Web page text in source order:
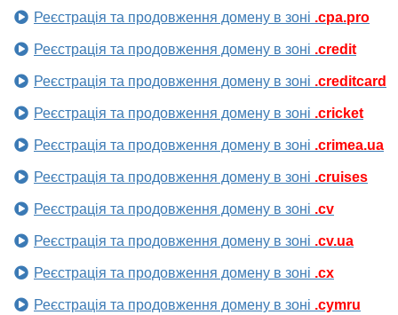
Реєстрація та продовження домену в зоні .cpa.pro
Реєстрація та продовження домену в зоні .credit
Реєстрація та продовження домену в зоні .creditcard
Реєстрація та продовження домену в зоні .cricket
Реєстрація та продовження домену в зоні .crimea.ua
Реєстрація та продовження домену в зоні .cruises
Реєстрація та продовження домену в зоні .cv
Реєстрація та продовження домену в зоні .cv.ua
Реєстрація та продовження домену в зоні .cx
Реєстрація та продовження домену в зоні .cymru